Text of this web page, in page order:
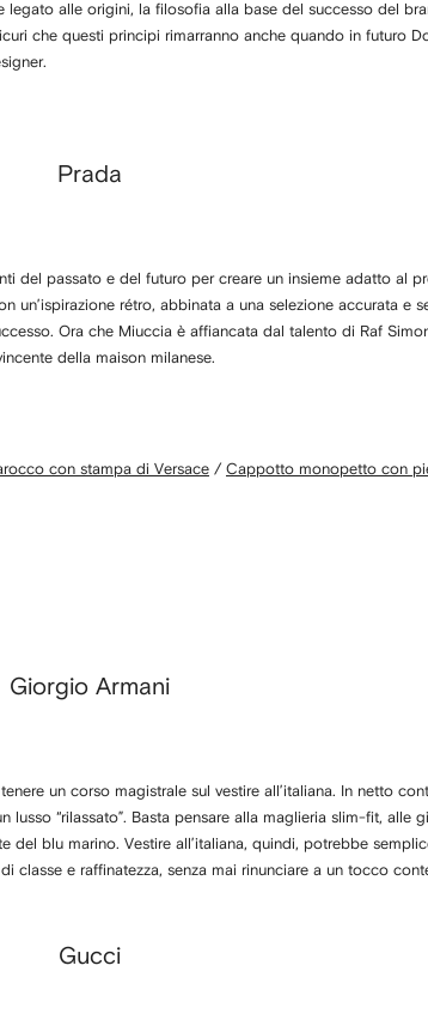
legato alle origini, la filosofia alla base del successo del
che questi principi rimarranno anche quando in futuro
Prada
del passato e del futuro per creare un insieme adatto al
un’ispirazione rétro, abbinata a una selezione accurata e
Ora che Miuccia è affiancata dal talento di Raf
della maison milanese.
con stampa di Versace / Cappotto monopetto con
Giorgio Armani
un corso magistrale sul vestire all’italiana. In netto
“rilassato”. Basta pensare alla maglieria slim-fit, alle
del blu marino. Vestire all’italiana, quindi, potrebbe
classe e raffinatezza, senza mai rinunciare a un tocco
Gucci